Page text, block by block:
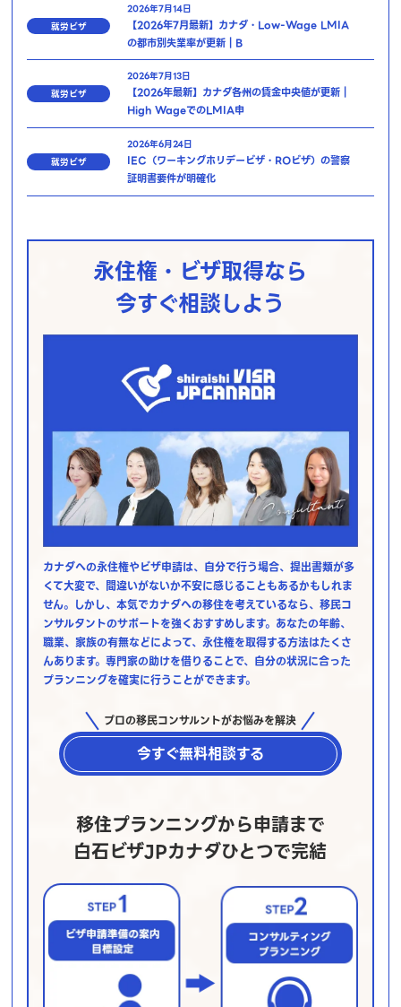
就労ビザ
2026年7月14日
【2026年7月最新】カナダ・Low-Wage LMIA
の都市別失業率が更新｜B
就労ビザ
2026年7月13日
【2026年最新】カナダ各州の賃金中央値が更新｜
High WageでのLMIA申
就労ビザ
2026年6月24日
IEC（ワーキングホリデービザ・ROビザ）の警察
証明書要件が明確化
永住権・ビザ取得なら
今すぐ相談しよう
カナダへの永住権やビザ申請は、自分で行う場合、提出書類が多
くて大変で、間違いがないか不安に感じることもあるかもしれま
せん。しかし、本気でカナダへの移住を考えているなら、移民コ
ンサルタントのサポートを強くおすすめします。あなたの年齢、
職業、家族の有無などによって、永住権を取得する方法はたくさ
んあります。専門家の助けを借りることで、自分の状況に合った
プランニングを確実に行うことができます。
プロの移民コンサルントがお悩みを解決
今すぐ無料相談する
移住プランニングから申請まで
白石ビザJPカナダひとつで完結